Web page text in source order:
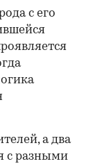
с его
а два
с разными